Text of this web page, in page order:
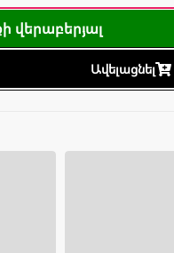
վերաբերյալ
Ավելացնել